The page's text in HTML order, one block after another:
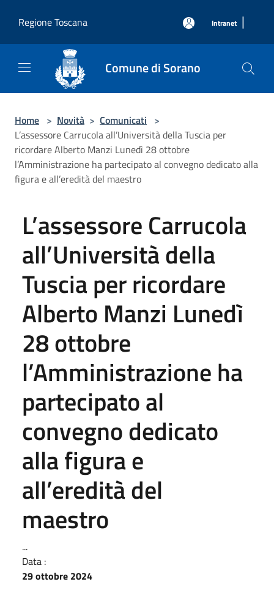
Regione Toscana
Intranet |
Comune di Sorano
Home > Novità > Comunicati >
L’assessore Carrucola all’Università della Tuscia per
ricordare Alberto Manzi Lunedì 28 ottobre
l’Amministrazione ha partecipato al convegno dedicato alla
figura e all’eredità del maestro
L’assessore Carrucola
all’Università della
Tuscia per ricordare
Alberto Manzi Lunedì
28 ottobre
l’Amministrazione ha
partecipato al
convegno dedicato
alla figura e
all’eredità del
maestro
...
Data :
29 ottobre 2024